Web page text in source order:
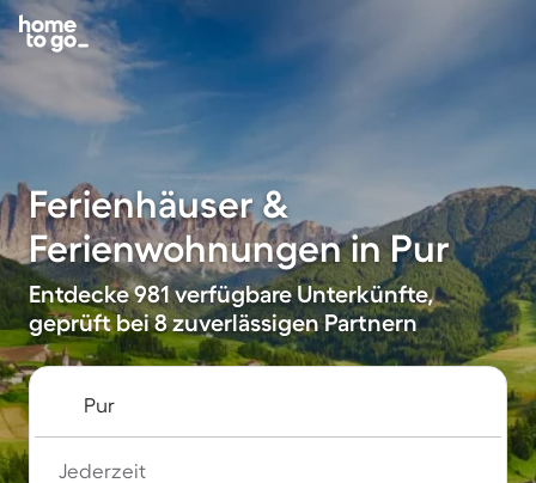
Ferienhäuser &
Ferienwohnungen in Pur
Entdecke 981 verfügbare Unterkünfte,
geprüft bei 8 zuverlässigen Partnern
Jederzeit